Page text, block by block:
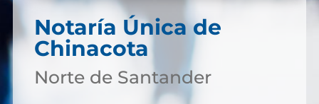
Notaría Única de
Chinacota
Norte de Santander